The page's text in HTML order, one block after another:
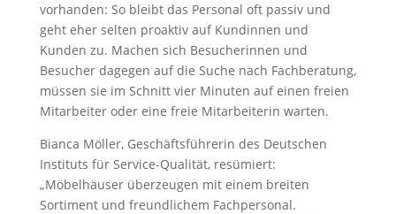
vorhanden: So bleibt das Personal oft passiv und
geht eher selten proaktiv auf Kundinnen und
Kunden zu. Machen sich Besucherinnen und
Besucher dagegen auf die Suche nach Fachberatung,
müssen sie im Schnitt vier Minuten auf einen freien
Mitarbeiter oder eine freie Mitarbeiterin warten.
Bianca Möller, Geschäftsführerin des Deutschen
Instituts für Service-Qualität, resümiert:
„Möbelhäuser überzeugen mit einem breiten
Sortiment und freundlichem Fachpersonal.